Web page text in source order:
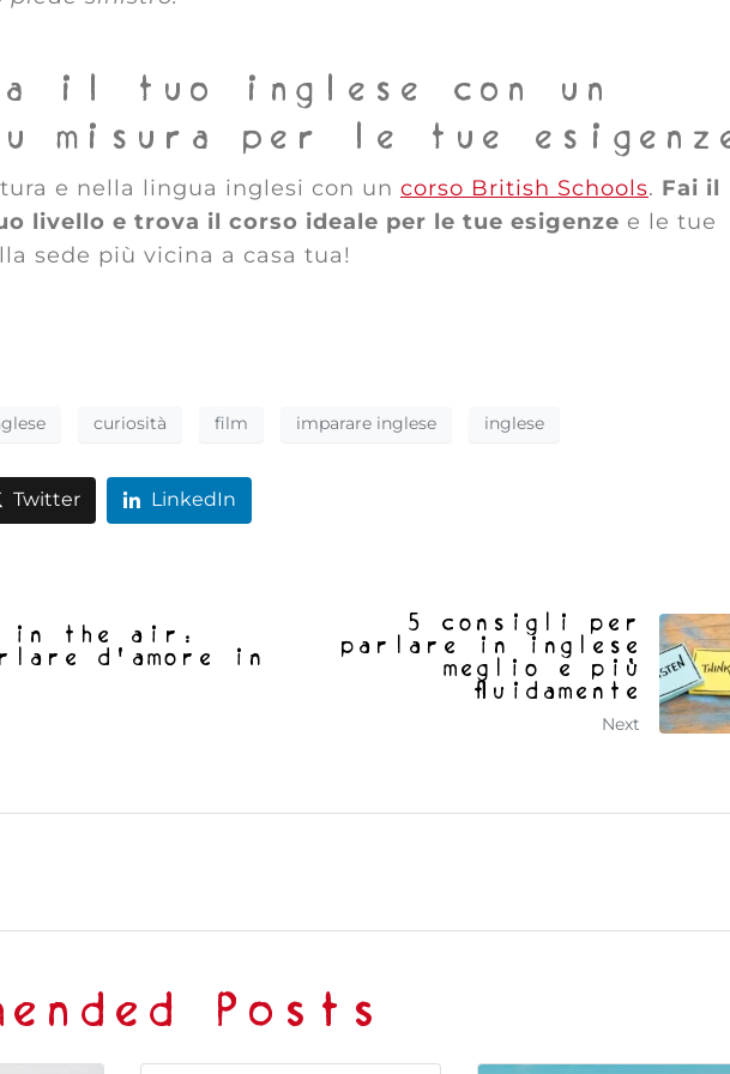
il tuo inglese con un
misura per le tue
e nella lingua inglesi con un corso British Schools. Fai il
livello e trova il corso ideale per le tue esigenze e le tue
sede più vicina a casa tua!
curiosità film imparare inglese inglese
Twitter LinkedIn
in the air:
d'amore in
5 consigli per
parlare in inglese
meglio e più
fluidamente
Next
Posts